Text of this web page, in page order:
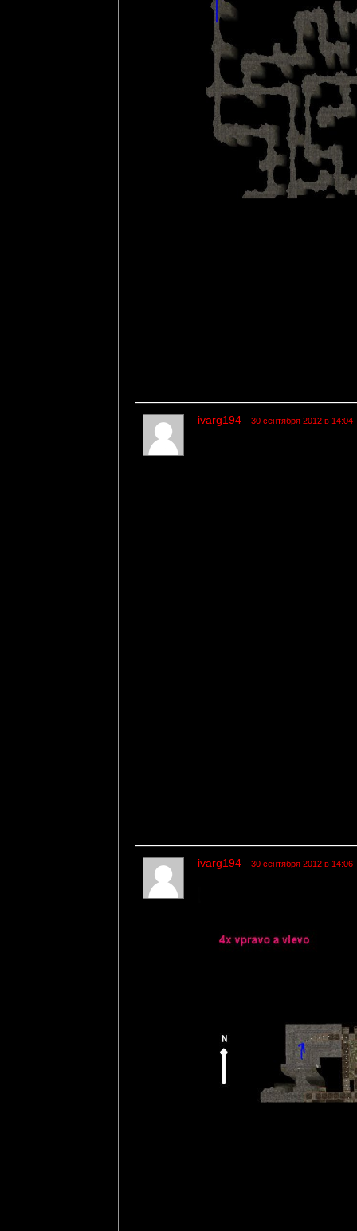
ivarg194 30 сентября 2012 в 14:04
ivarg194 30 сентября 2012 в 14:06